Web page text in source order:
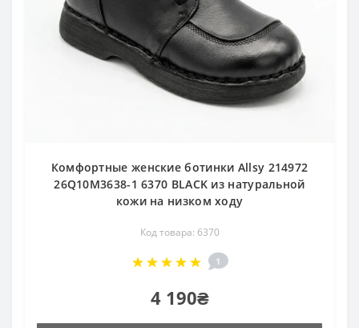
Комфортные женские ботинки Allsy 214972
26Q10M3638-1 6370 BLACK из натуральной
кожи на низком ходу
Код товара: 6370
1
4 190₴